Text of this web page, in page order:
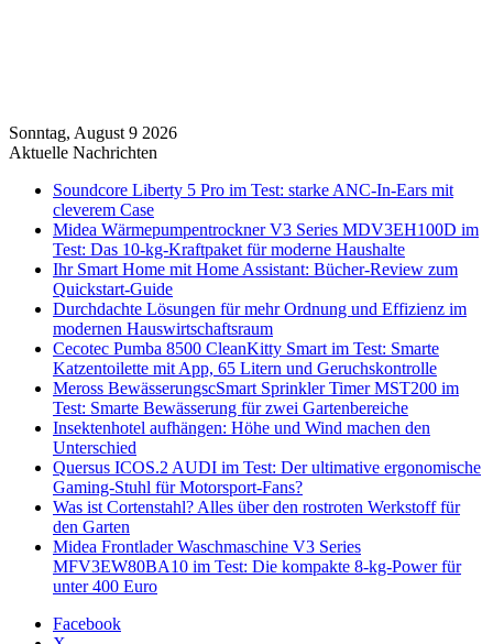
Sonntag, August 9 2026
Aktuelle Nachrichten
Soundcore Liberty 5 Pro im Test: starke ANC-In-Ears mit
cleverem Case
Midea Wärmepumpentrockner V3 Series MDV3EH100D im
Test: Das 10-kg-Kraftpaket für moderne Haushalte
Ihr Smart Home mit Home Assistant: Bücher-Review zum
Quickstart-Guide
Durchdachte Lösungen für mehr Ordnung und Effizienz im
modernen Hauswirtschaftsraum
Cecotec Pumba 8500 CleanKitty Smart im Test: Smarte
Katzentoilette mit App, 65 Litern und Geruchskontrolle
Meross BewässerungscSmart Sprinkler Timer MST200 im
Test: Smarte Bewässerung für zwei Gartenbereiche
Insektenhotel aufhängen: Höhe und Wind machen den
Unterschied
Quersus ICOS.2 AUDI im Test: Der ultimative ergonomische
Gaming-Stuhl für Motorsport-Fans?
Was ist Cortenstahl? Alles über den rostroten Werkstoff für
den Garten
Midea Frontlader Waschmaschine V3 Series
MFV3EW80BA10 im Test: Die kompakte 8-kg-Power für
unter 400 Euro
Facebook